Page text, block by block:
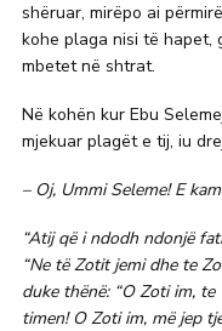
shëruar, mirëpo ai
kohe plaga nisi të hapet,
mbetet në shtrat.
Në kohën kur Ebu
mjekuar plagët e tij, iu
– Oj, Ummi Seleme! E
“Atij që i ndodh ndonjë
“Ne të Zotit jemi dhe te
duke thënë: “O Zoti im,
timen! O Zoti im, më jep